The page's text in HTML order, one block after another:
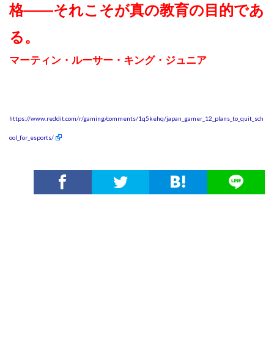
格――それこそが真の教育の目的であ
る。
マーティン・ルーサー・キング・ジュニア
https://www.reddit.com/r/gaming/comments/1q5kehq/japan_gamer_12_plans_to_quit_sch
ool_for_esports/